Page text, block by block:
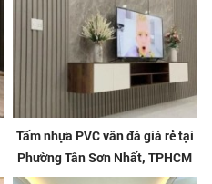
Tấm nhựa PVC vân đá giá rẻ tại
Phường Tân Sơn Nhất, TPHCM